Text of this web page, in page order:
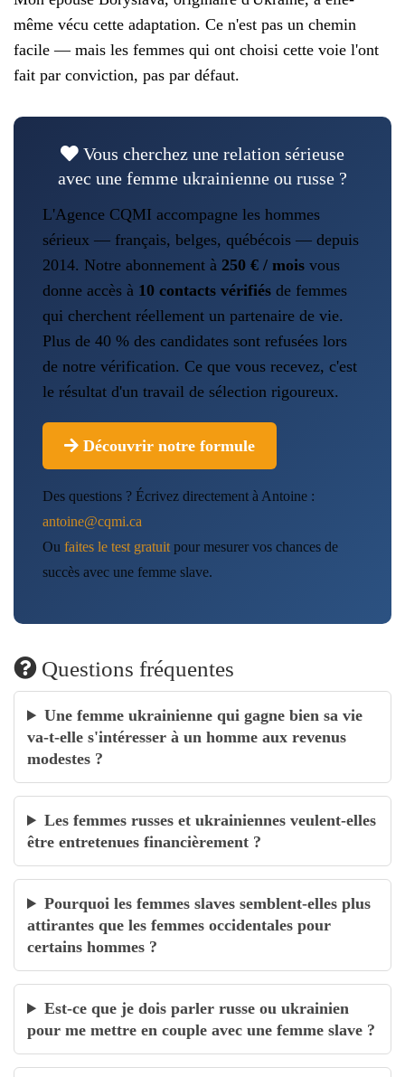
même vécu cette adaptation. Ce n'est pas un chemin
facile — mais les femmes qui ont choisi cette voie l'ont
fait par conviction, pas par défaut.
Vous cherchez une relation sérieuse
avec une femme ukrainienne ou russe ?
L'Agence CQMI accompagne les hommes
sérieux — français, belges, québécois — depuis
2014. Notre abonnement à 250 € / mois vous
donne accès à 10 contacts vérifiés de femmes
qui cherchent réellement un partenaire de vie.
Plus de 40 % des candidates sont refusées lors
de notre vérification. Ce que vous recevez, c'est
le résultat d'un travail de sélection rigoureux.
Découvrir notre formule
Des questions ? Écrivez directement à Antoine :
antoine@cqmi.ca
Ou faites le test gratuitpour mesurer vos chances de
succès avec une femme slave.
Questions fréquentes
Une femme ukrainienne qui gagne bien sa vie
va-t-elle s'intéresser à un homme aux revenus
modestes ?
Les femmes russes et ukrainiennes veulent-elles
être entretenues financièrement ?
Pourquoi les femmes slaves semblent-elles plus
attirantes que les femmes occidentales pour
certains hommes ?
Est-ce que je dois parler russe ou ukrainien
pour me mettre en couple avec une femme slave ?